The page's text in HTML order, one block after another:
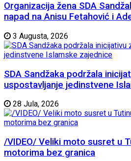
Organizacija žena SDA
napad na Anisu Fetahović i
3 Augusta, 2026
SDA Sandžaka podržala
uspostavljanje jedinstvene
28 Jula, 2026
/VIDEO/ Veliki moto susret u
motorima bez granica